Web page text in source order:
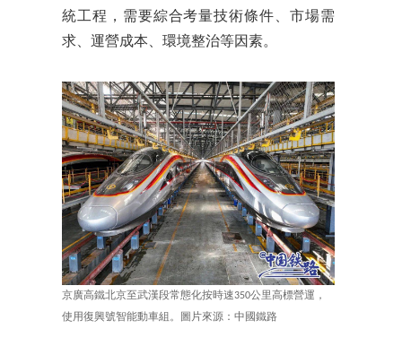
統工程，需要綜合考量技術條件、市場需
求、運營成本、環境整治等因素。
京廣高鐵北京至武漢段常態化按時速350公里高標營運，
使用復興號智能動車組。圖片來源：中國鐵路